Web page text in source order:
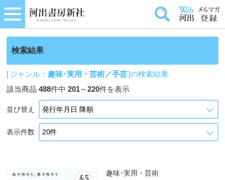
検索結果
[ ジャンル： 趣味･実用・芸術／手芸]の検索結果
該当商品488件中201～220件を表示
並び替え
表示件数
趣味･実用・芸術